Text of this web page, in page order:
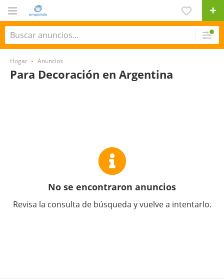
Hogar Anuncios
Para Decoración en Argentina
No se encontraron anuncios
Revisa la consulta de búsqueda y vuelve a intentarlo.